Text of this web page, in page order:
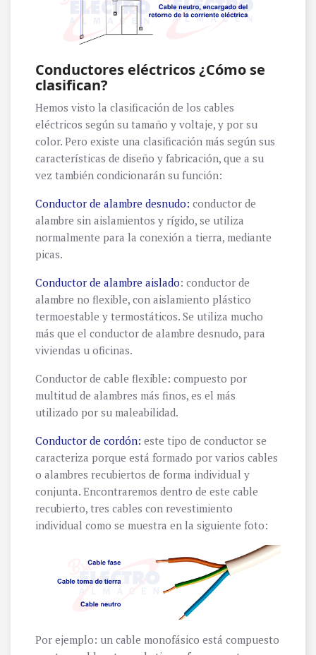
Conductores eléctricos ¿Cómo se
clasifican?
Hemos visto la clasificación de los cables
eléctricos según su tamaño y voltaje, y por su
color. Pero existe una clasificación más según sus
características de diseño y fabricación, que a su
vez también condicionarán su función:
Conductor de alambre desnudo: conductor de
alambre sin aislamientos y rígido, se utiliza
normalmente para la conexión a tierra, mediante
picas.
Conductor de alambre aislado: conductor de
alambre no flexible, con aislamiento plástico
termoestable y termostáticos. Se utiliza mucho
más que el conductor de alambre desnudo, para
viviendas u oficinas.
Conductor de cable flexible: compuesto por
multitud de alambres más finos, es el más
utilizado por su maleabilidad.
Conductor de cordón: este tipo de conductor se
caracteriza porque está formado por varios cables
o alambres recubiertos de forma individual y
conjunta. Encontraremos dentro de este cable
recubierto, tres cables con revestimiento
individual como se muestra en la siguiente foto:
Por ejemplo: un cable monofásico está compuesto